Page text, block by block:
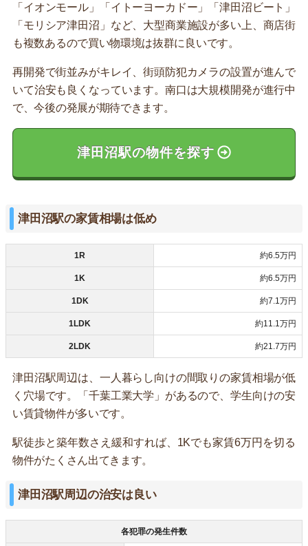
「イオンモール」「イトーヨーカドー」「津田沼ビート」
「モリシア津田沼」など、大型商業施設が多い上、商店街
も複数あるので買い物環境は抜群に良いです。
再開発で街並みがキレイ、街頭防犯カメラの設置が進んで
いて治安も良くなっています。南口は大規模開発が進行中
で、今後の発展が期待できます。
津田沼駅の物件を探す
津田沼駅の家賃相場は低め
1R 約6.5万円
1K 約6.5万円
1DK 約7.1万円
1LDK 約11.1万円
2LDK 約21.7万円
津田沼駅周辺は、一人暮らし向けの間取りの家賃相場が低
く穴場です。「千葉工業大学」があるので、学生向けの安
い賃貸物件が多いです。
駅徒歩と築年数さえ緩和すれば、1Kでも家賃6万円を切る
物件がたくさん出てきます。
津田沼駅周辺の治安は良い
各犯罪の発生件数